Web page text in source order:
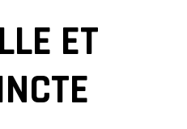
ET